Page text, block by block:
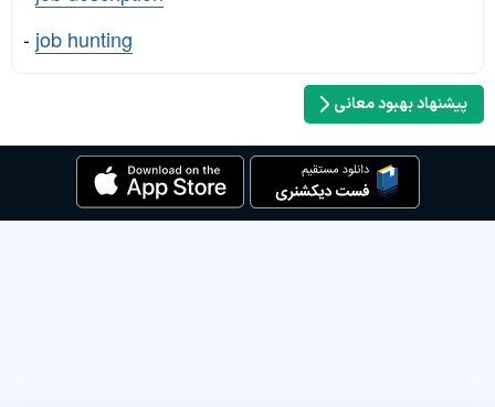
- job hunting
پیشنهاد بهبود معانی